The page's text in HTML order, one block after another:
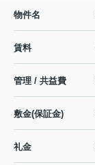
物件名
賃料
管理 / 共益費
敷金(保証金)
礼金